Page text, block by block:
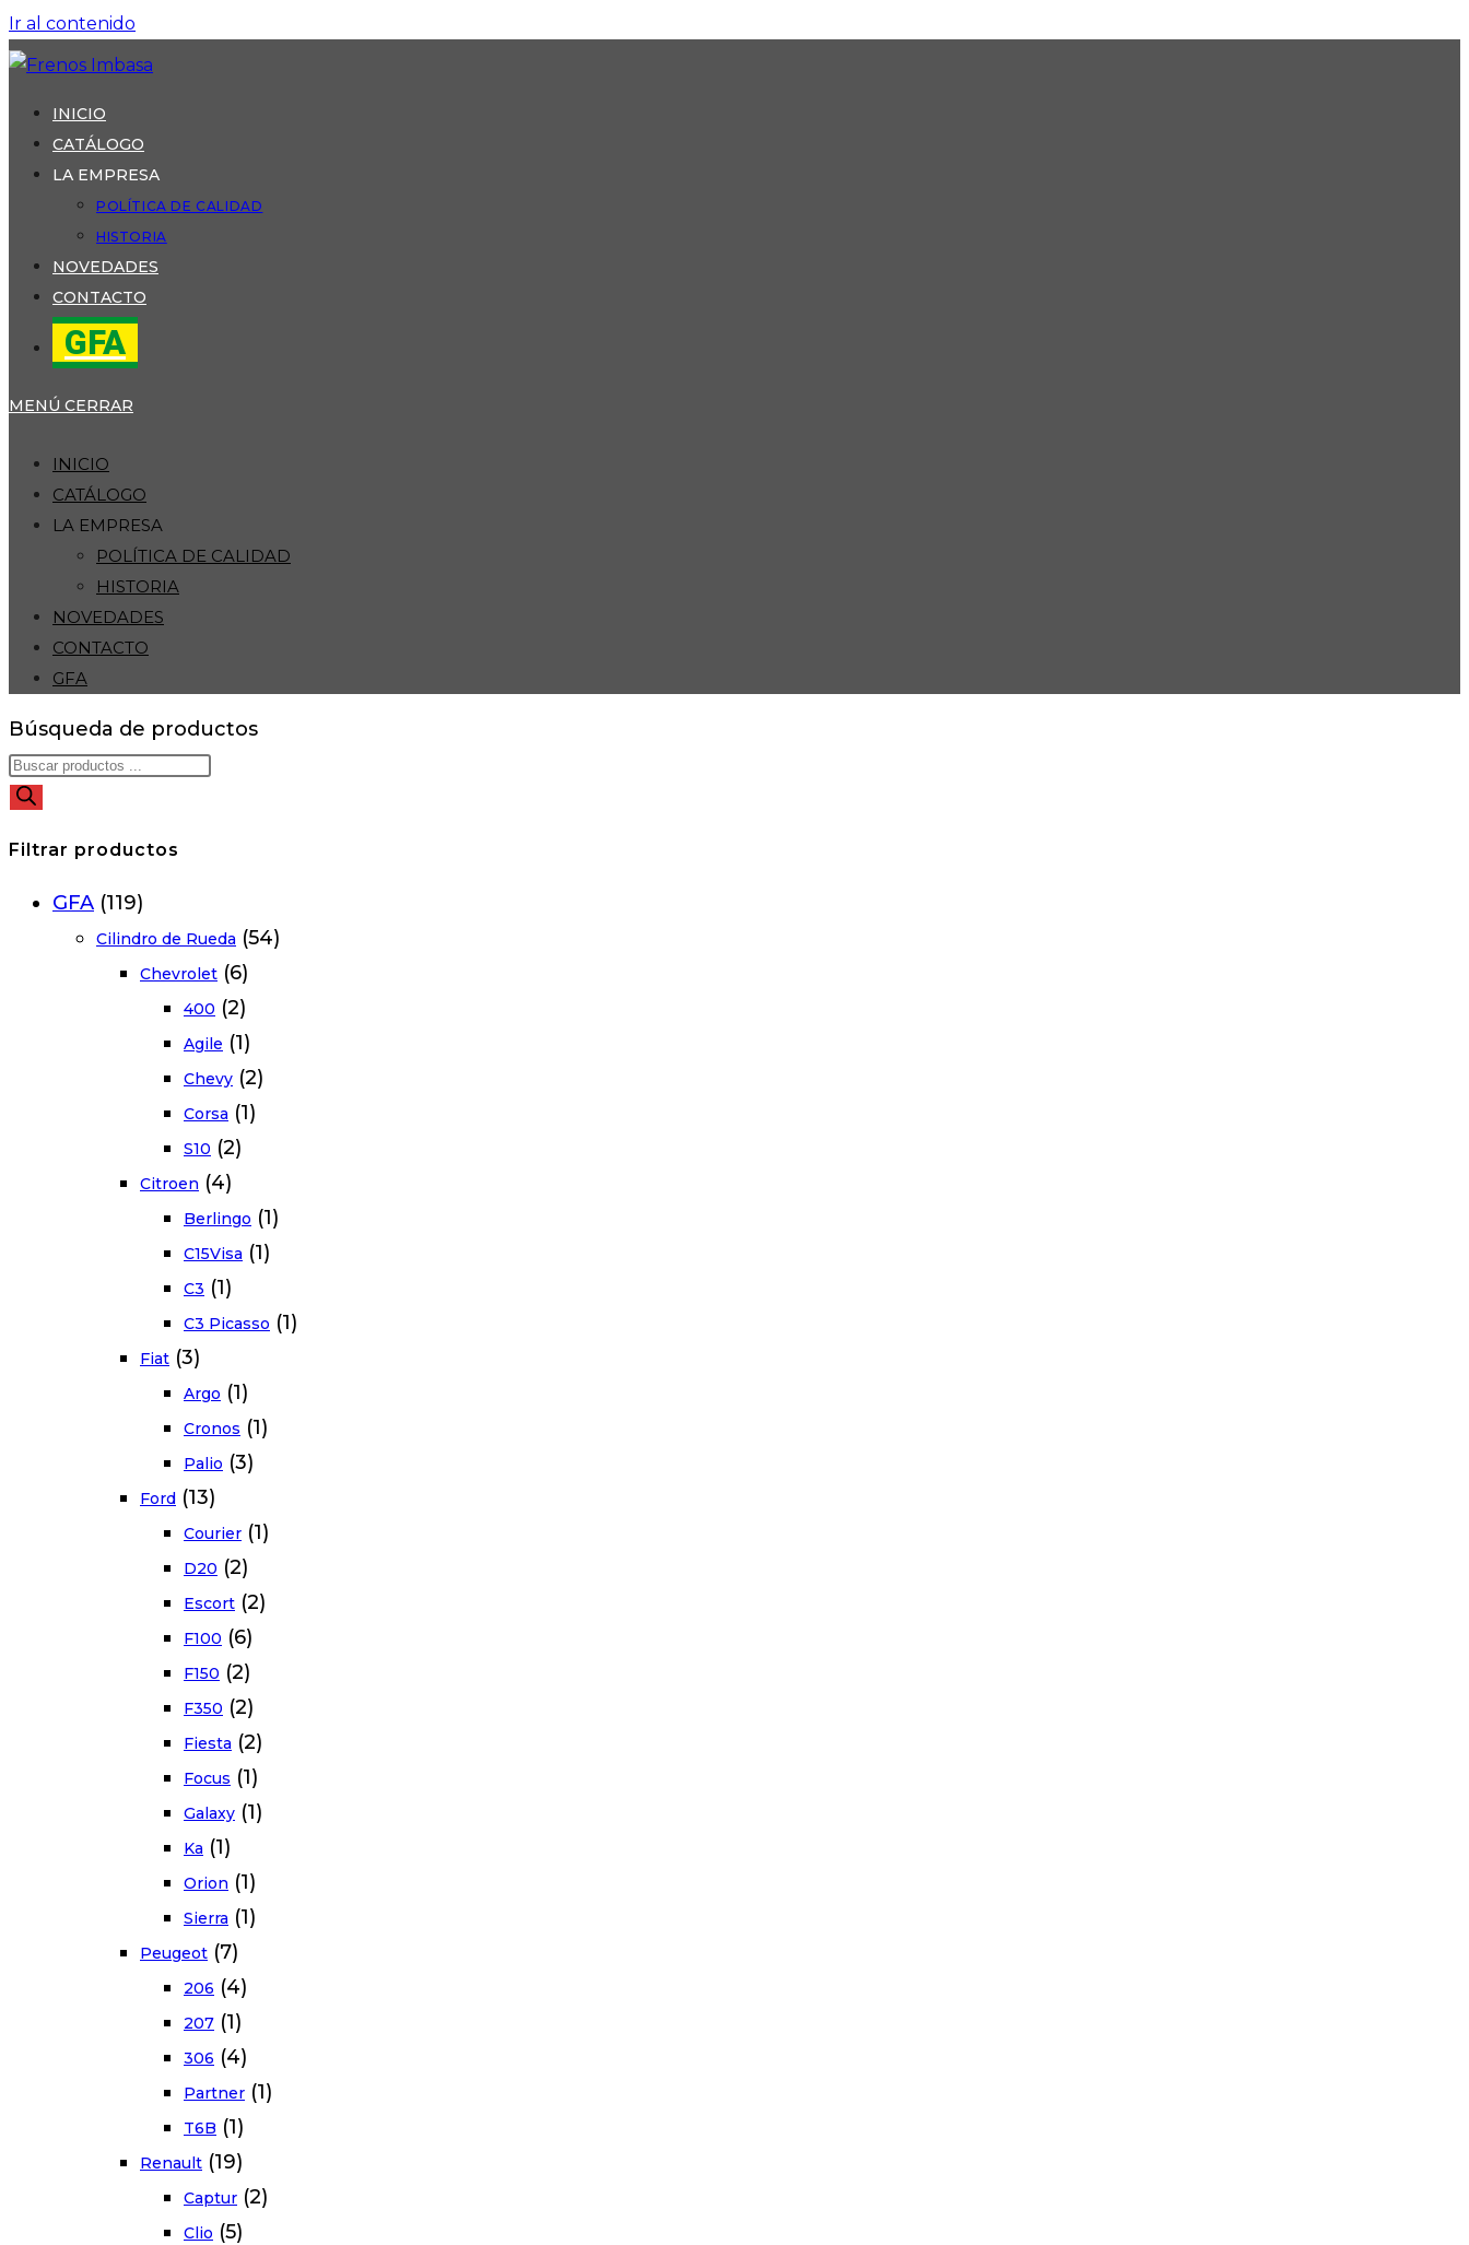
Ir al contenido
INICIO
CATÁLOGO
LA EMPRESA
POLÍTICA DE CALIDAD
HISTORIA
NOVEDADES
CONTACTO
GFA
MENÚ CERRAR
INICIO
CATÁLOGO
LA EMPRESA
POLÍTICA DE CALIDAD
HISTORIA
NOVEDADES
CONTACTO
GFA
Búsqueda de productos
Filtrar productos
GFA (119)
Cilindro de Rueda (54)
Chevrolet (6)
400 (2)
Agile (1)
Chevy (2)
Corsa (1)
S10 (2)
Citroen (4)
Berlingo (1)
C15Visa (1)
C3 (1)
C3 Picasso (1)
Fiat (3)
Argo (1)
Cronos (1)
Palio (3)
Ford (13)
Courier (1)
D20 (2)
Escort (2)
F100 (6)
F150 (2)
F350 (2)
Fiesta (2)
Focus (1)
Galaxy (1)
Ka (1)
Orion (1)
Sierra (1)
Peugeot (7)
206 (4)
207 (1)
306 (4)
Partner (1)
T6B (1)
Renault (19)
Captur (2)
Clio (5)